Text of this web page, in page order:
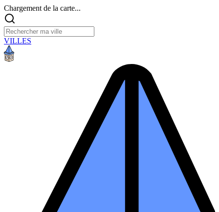
Chargement de la carte...
VILLES